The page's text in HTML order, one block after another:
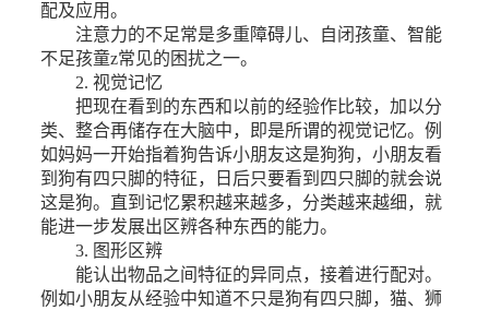
配及应用。
注意力的不足常是多重障碍儿、自闭孩童、智能
不足孩童z常见的困扰之一。
2. 视觉记忆
把现在看到的东西和以前的经验作比较，加以分
类、整合再储存在大脑中，即是所谓的视觉记忆。例
如妈妈一开始指着狗告诉小朋友这是狗狗，小朋友看
到狗有四只脚的特征，日后只要看到四只脚的就会说
这是狗。直到记忆累积越来越多，分类越来越细，就
能进一步发展出区辨各种东西的能力。
3. 图形区辨
能认出物品之间特征的异同点，接着进行配对。
例如小朋友从经验中知道不只是狗有四只脚，猫、狮